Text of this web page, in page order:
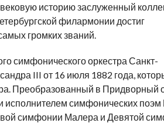
историю заслуженный
филармонии достиг
громких званий.
симфонического оркестра Санкт-
III от 16 июля 1882 года,
Преобразованный в Придворный
исполнителем симфонических
симфонии Малера и Девятой